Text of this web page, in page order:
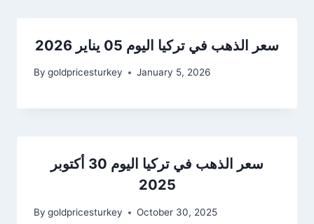
سعر الذهب في تركيا اليوم 05 يناير 2026
By goldpricesturkey January 5, 2026
سعر الذهب في تركيا اليوم 30 أكتوبر
2025
By goldpricesturkey October 30, 2025